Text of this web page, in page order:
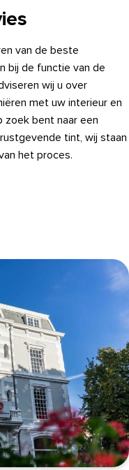
van de beste
bij de functie van de
wij u over
met uw interieur en
zoek bent naar een
tint, wij staan
het proces.